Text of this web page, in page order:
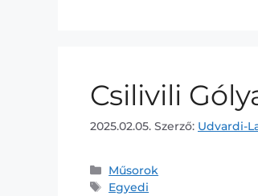
Csilivili
2025.02.05. Szerző: Udvardi-
Műsorok
Egyedi